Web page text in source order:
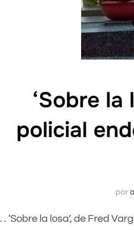
‘Sobre la
policial
por
. . ‘Sobre la losa’, de Fred